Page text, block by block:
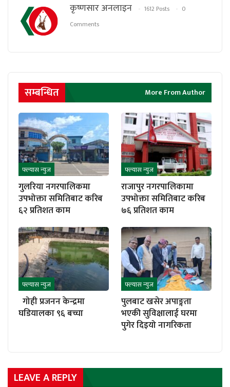
कृष्णसार अनलाइन 1612 Posts
0
Comments
सम्बन्धित More From Author
फ्ल्यास न्युज
गुलरिया नगरपालिकमा
उपभोक्ता समितिबाट करिब
६२ प्रतिशत काम
फ्ल्यास न्युज
राजापुर नगरपालिकामा
उपभोक्ता समितिबाट करिब
७६ प्रतिशत काम
फ्ल्यास न्युज
गोही प्रजनन केन्द्रमा
घडियालका ९६ बच्चा
फ्ल्यास न्युज
पुलबाट खसेर अपाङ्गता
भएकी सुविक्षालाई घरमा
पुगेर दिइयो नागरिकता
LEAVE A REPLY